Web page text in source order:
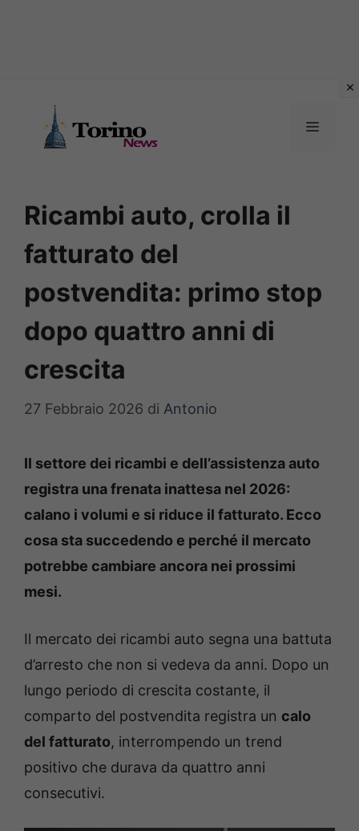
contenuto
MENU
Ricambi auto, crolla il
fatturato del
postvendita: primo stop
dopo quattro anni di
crescita
27 Febbraio 2026 di Antonio
Il settore dei ricambi e dell’assistenza auto
registra una frenata inattesa nel 2026:
calano i volumi e si riduce il fatturato. Ecco
cosa sta succedendo e perché il mercato
potrebbe cambiare ancora nei prossimi
mesi.
Il mercato dei ricambi auto segna una battuta
d’arresto che non si vedeva da anni. Dopo un
lungo periodo di crescita costante, il
comparto del postvendita registra un calo
del fatturato, interrompendo un trend
positivo che durava da quattro anni
consecutivi.